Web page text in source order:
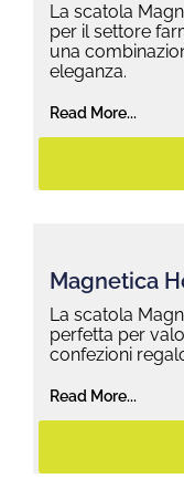
La scatola
per il settore
una
eleganza.
Read More...
Magnetica
La scatola
perfetta per
confezioni
Read More...